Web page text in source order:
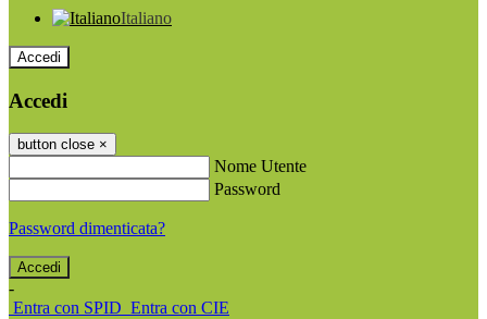
Italiano
Accedi
Accedi
button close ×
Nome Utente
Password
Password dimenticata?
-
Entra con SPID Entra con CIE